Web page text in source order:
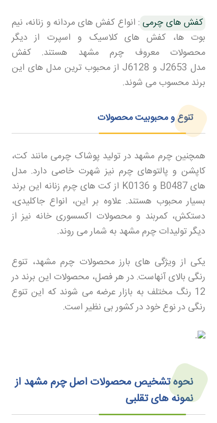
کفش های چرمی : انواع کفش های مردانه و زنانه، نیم
بوت ها، کفش های کلاسیک و اسپرت از دیگر
محصولات معروف چرم مشهد هستند. کفش
مدل
و
از محبوب ترین مدل های این
برند محسوب می شوند.
تنوع و محبوبیت محصولات
همچنین چرم مشهد در تولید پوشاک چرمی مانند کت،
کاپشن و پالتوهای چرم نیز شهرت خاصی دارد. مدل
های
و
از کت های چرم زنانه این برند
بسیار محبوب هستند. علاوه بر این، انواع جاکلیدی،
دستکش، کمربند و محصولات اکسسوری خانه نیز از
دیگر تولیدات چرم مشهد به شمار می روند.
یکی از ویژگی های بارز محصولات چرم مشهد، تنوع
رنگی بالای آنهاست. در هر فصل، محصولات این برند در
12 رنگ مختلف به بازار عرضه می شوند که این تنوع
رنگی در نوع خود در کشور بی نظیر است.
نحوه تشخیص محصولات اصل چرم مشهد از
نمونه های تقلبی